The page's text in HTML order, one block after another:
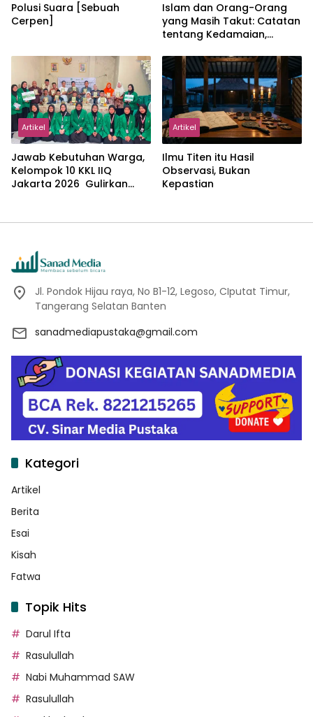
Polusi Suara [Sebuah
Cerpen]
Islam dan Orang-Orang
yang Masih Takut: Catatan
tentang Kedamaian,
dalam Pemikiran Masykuri
Abdillah
Artikel
Jawab Kebutuhan Warga,
Kelompok 10 KKL IIQ
Jakarta 2026 Gulirkan
Artikel
Ilmu Titen itu Hasil
Observasi, Bukan
Kepastian
Jl. Pondok Hijau raya, No B1-12, Legoso, CIputat Timur,
Tangerang Selatan Banten
sanadmediapustaka@gmail.com
Kategori
Artikel
Berita
Esai
Kisah
Fatwa
Topik Hits
Darul Ifta
Rasulullah
Nabi Muhammad SAW
Rasulullah